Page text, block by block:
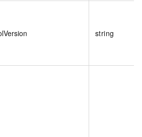
string